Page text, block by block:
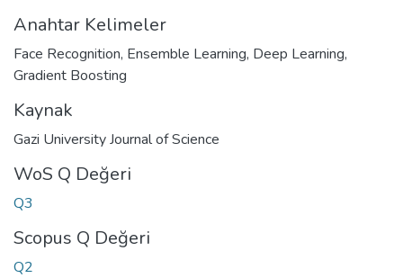
Anahtar Kelimeler
Face Recognition, Ensemble Learning, Deep Learning,
Gradient Boosting
Kaynak
Gazi University Journal of Science
WoS Q Değeri
Q3
Scopus Q Değeri
Q2